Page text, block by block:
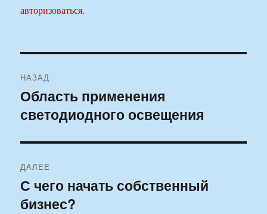
авторизоваться.
по
записям
НАЗАД
Предыдущая
запись:
Область применения
светодиодного освещения
ДАЛЕЕ
Следующая
запись:
С чего начать собственный
бизнес?